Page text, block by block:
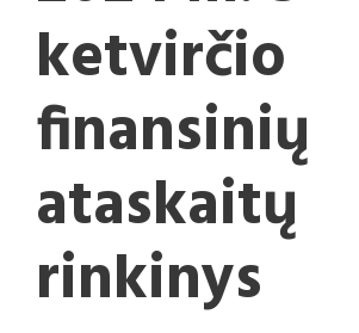
ketvirčio
finansinių
ataskaitų
rinkinys